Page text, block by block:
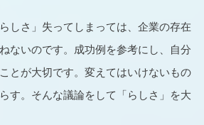
しさ」失ってしまっては、企業の存在
ないのです。成功例を参考にし、自分
とが大切です。変えてはいけないもの
す。そんな議論をして「らしさ」を大